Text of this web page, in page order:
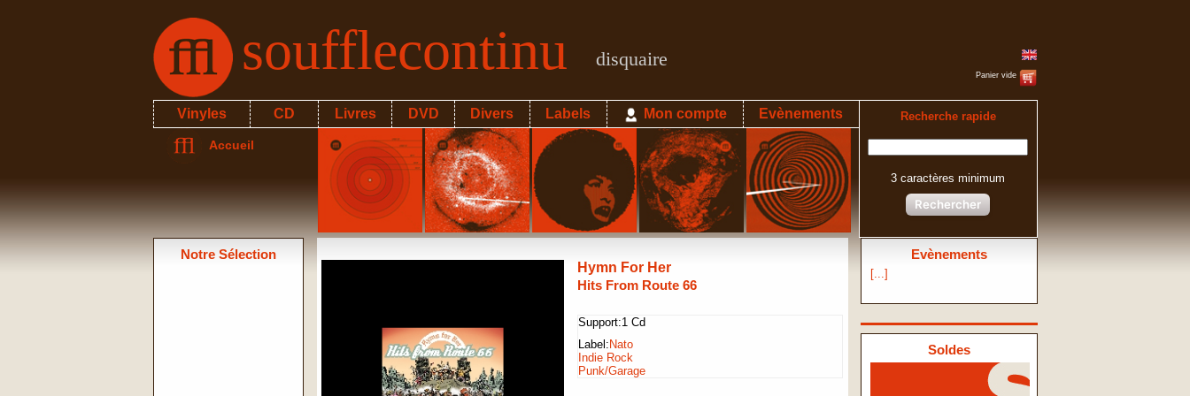
soufflecontinu disquaire
Panier vide
Vinyles CD Livres DVD Divers Labels Mon compte Evènements Recherche rapide
3 caractères minimum
Rechercher
Accueil
Evènements
[...]
Soldes
Notre Sélection
Hymn For Her
Hits From Route 66
Support:1 Cd
Label: Nato
Indie Rock
Punk/Garage